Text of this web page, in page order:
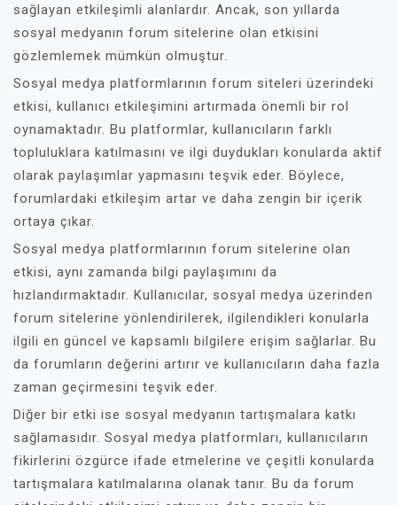
sağlayan etkileşimli alanlardır. Ancak, son yıllarda
sosyal medyanın forum sitelerine olan etkisini
gözlemlemek mümkün olmuştur.
Sosyal medya platformlarının forum siteleri üzerindeki
etkisi, kullanıcı etkileşimini artırmada önemli bir rol
oynamaktadır. Bu platformlar, kullanıcıların farklı
topluluklara katılmasını ve ilgi duydukları konularda aktif
olarak paylaşımlar yapmasını teşvik eder. Böylece,
forumlardaki etkileşim artar ve daha zengin bir içerik
ortaya çıkar.
Sosyal medya platformlarının forum sitelerine olan
etkisi, aynı zamanda bilgi paylaşımını da
hızlandırmaktadır. Kullanıcılar, sosyal medya üzerinden
forum sitelerine yönlendirilerek, ilgilendikleri konularla
ilgili en güncel ve kapsamlı bilgilere erişim sağlarlar. Bu
da forumların değerini artırır ve kullanıcıların daha fazla
zaman geçirmesini teşvik eder.
Diğer bir etki ise sosyal medyanın tartışmalara katkı
sağlamasıdır. Sosyal medya platformları, kullanıcıların
fikirlerini özgürce ifade etmelerine ve çeşitli konularda
tartışmalara katılmalarına olanak tanır. Bu da forum